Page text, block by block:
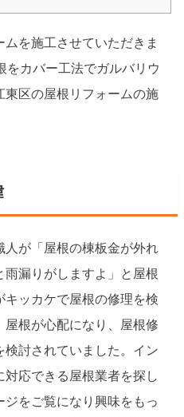
を施工させていただきま
をカバー工法でガルバリウ
東区の屋根リフォームの施
が「屋根の棟板金が外れ
漏りがしますよ」と屋根
ッカケで屋根の修理を検
根が心配になり、屋根修
討されていました。イン
応できる屋根業者を探し
をご覧になり興味をもっ